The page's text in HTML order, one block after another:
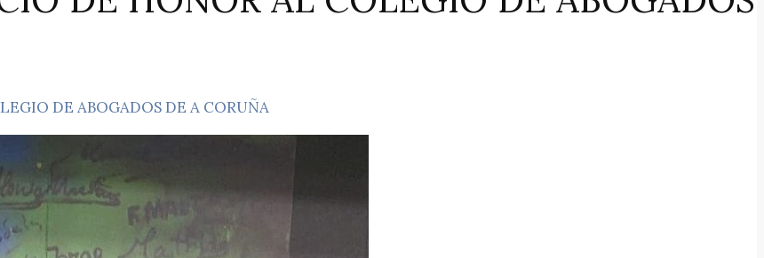
DE ABOGADOS DE A CORUÑA